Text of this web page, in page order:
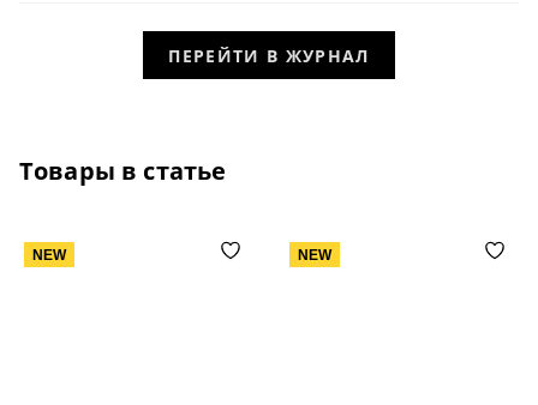
ПЕРЕЙТИ В ЖУРНАЛ
Товары в статье
NEW NEW